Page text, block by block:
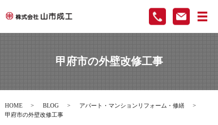
メ
甲府市の外壁改修工事
HOME BLOG
アパート・マンションリフォーム・修繕
甲府市の外壁改修工事